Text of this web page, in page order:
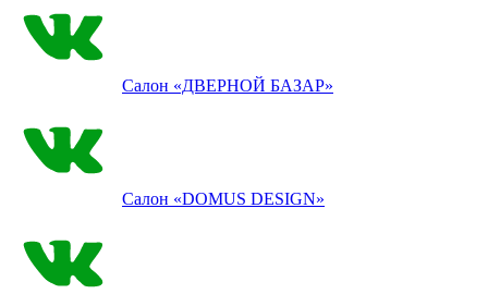
Салон «ДВЕРНОЙ БАЗАР»
Салон «DOMUS DESIGN»